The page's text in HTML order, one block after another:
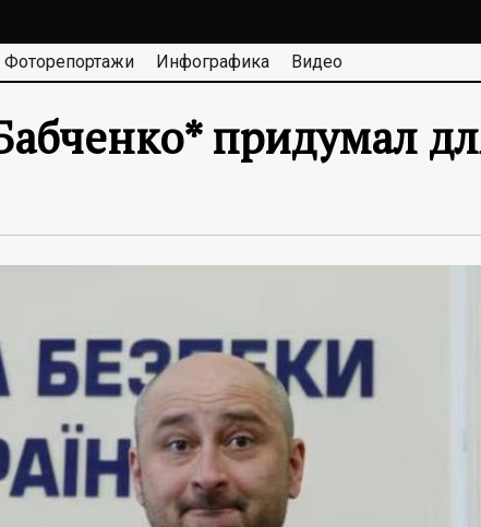
Фоторепортажи Инфографика Видео
придумал